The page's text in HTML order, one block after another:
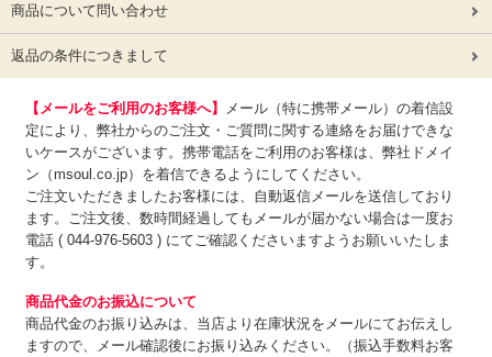
商品について問い合わせ
返品の条件につきまして
【メールをご利用のお客様へ】
メール（特に携帯メール）の着信設
定により、弊社からのご注文・ご質問に関する連絡をお届けできな
いケースがございます。携帯電話をご利用のお客様は、弊社ドメイ
ン（msoul.co.jp）を着信できるようにしてください。
ご注文いただきましたお客様には、自動返信メールを送信しており
ます。ご注文後、数時間経過してもメールが届かない場合は一度お
電話 ( 044-976-5603 ) にてご確認くださいますようお願いいたしま
す。
商品代金のお振込について
商品代金のお振り込みは、 当店より在庫状況をメールにてお伝えし
ますので、メール確認後にお振り込みください。（振込手数料お客